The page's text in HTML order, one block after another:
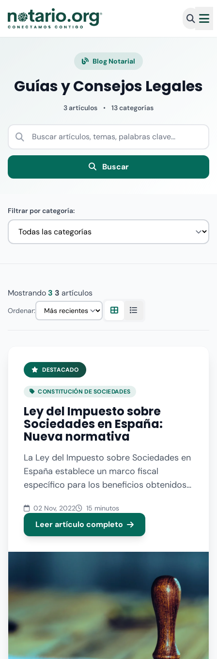
Blog Notarial
Guías y Consejos Legales
3 artículos • 13 categorías
Buscar
Filtrar por categoría:
Mostrando3 3 artículos
Ordenar:
DESTACADO
CONSTITUCIÓN DE SOCIEDADES
Ley del Impuesto sobre
Sociedades en España:
Nueva normativa
La Ley del Impuesto sobre Sociedades en
España establece un marco fiscal
específico para los beneficios obtenidos
02 Nov, 2022 15 minutos
Leer artículo completo